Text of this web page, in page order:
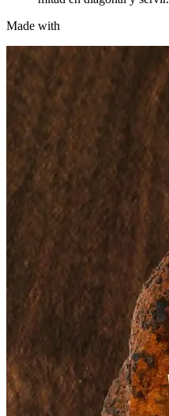
Made with